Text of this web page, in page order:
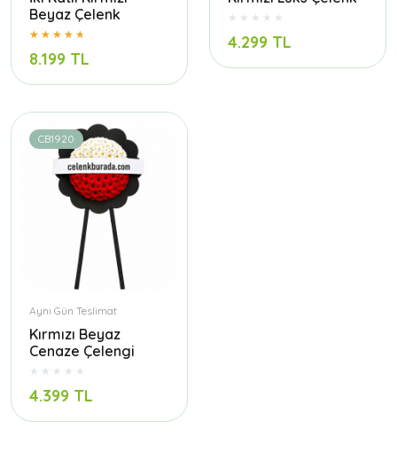
Beyaz Çelenk
8.199 TL
4.299 TL
CB1920
Aynı Gün Teslimat
Kırmızı Beyaz
Cenaze Çelengi
4.399 TL